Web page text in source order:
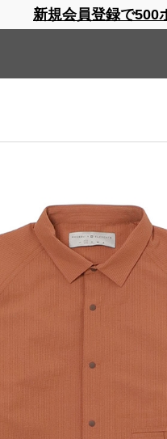
新規会員登録で500
ブランドサイト
スリーピングマット バックパッ